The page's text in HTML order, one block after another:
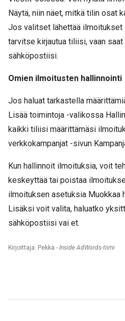
Näytä, niin näet, mitkä tilin osat
Jos valitset lähettää
tarvitse kirjautua tiliisi, vaan
sähköpostiisi.
Omien ilmoitusten hallinnointi
Jos haluat tarkastella
Lisää toimintoja -valikossa
kaikki tiliisi määrittämäsi
verkkokampanjat -sivun
Kun hallinnoit ilmoituksia, voit
keskeyttää tai poistaa
ilmoituksen asetuksia Muokkaa
Lisäksi voit valita, haluatko
sähköpostiisi vai et.
Kirjoittaja: Pekka - Inside AdWords-tiimi